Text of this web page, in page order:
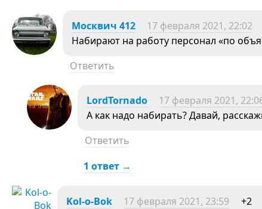
Москвич 412 17 февраля 2021, 22:02
Набирают на работу персонал «по
Ответить
LordTornado 17 февраля 2021,
А как надо набирать? Давай,
Ответить
1 ответ →
Kol-o-Bok 17 февраля 2021, 23:59
+2